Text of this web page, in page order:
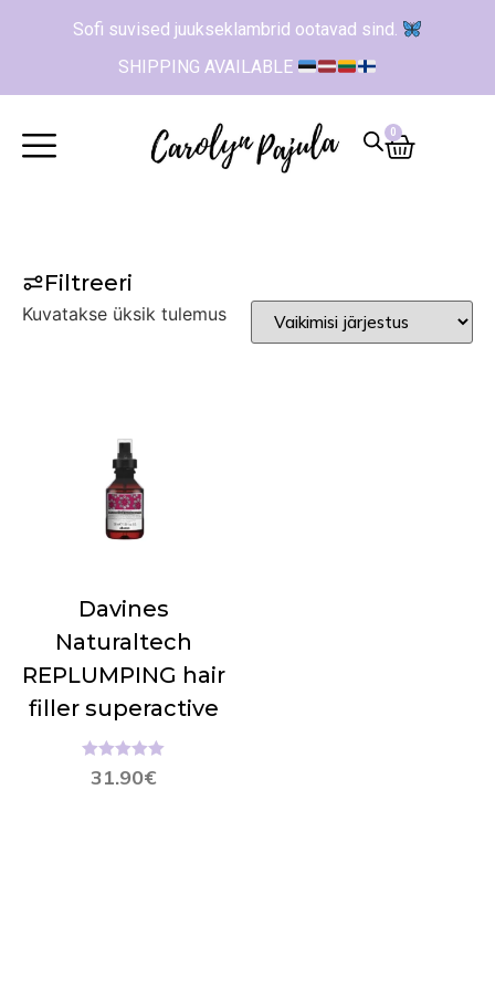
Sofi suvised juukseklambrid ootavad sind.
SHIPPING AVAILABLE
0
Filtreeri
Kuvatakse üksik tulemus
Davines
Naturaltech
REPLUMPING hair
filler superactive
31.90€
Hinnanguga
5.00/ 5